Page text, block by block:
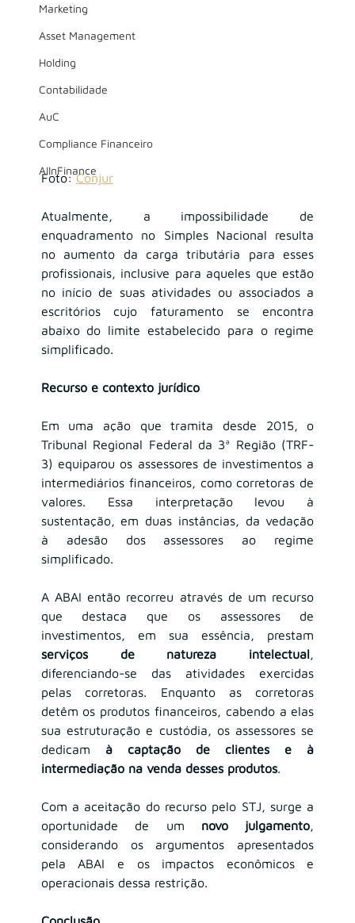
Marketing
Asset Management
Holding
Contabilidade
AuC
Compliance Financeiro
AIInFinance
Foto: Conjur
Atualmente, a impossibilidade de
enquadramento no Simples Nacional resulta
no aumento da carga tributária para esses
profissionais, inclusive para aqueles que estão
no início de suas atividades ou associados a
escritórios cujo faturamento se encontra
abaixo do limite estabelecido para o regime
simplificado.
Recurso e contexto jurídico
Em uma ação que tramita desde 2015, o
Tribunal Regional Federal da 3ª Região (TRF-
3) equiparou os assessores de investimentos a
intermediários financeiros, como corretoras de
valores. Essa interpretação levou à
sustentação, em duas instâncias, da vedação
à adesão dos assessores ao regime
simplificado.
A ABAI então recorreu através de um recurso
que destaca que os assessores de
serviços de natureza intelectual,
diferenciando-se das atividades exercidas
pelas corretoras. Enquanto as corretoras
detêm os produtos financeiros, cabendo a elas
sua estruturação e custódia, os assessores se
dedicam à captação de clientes e à
intermediação na venda desses produtos.
Com a aceitação do recurso pelo STJ, surge a
oportunidade de um novo julgamento,
considerando os argumentos apresentados
pela ABAI e os impactos econômicos e
operacionais dessa restrição.